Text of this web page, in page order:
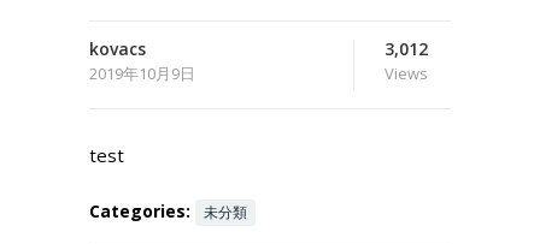
kovacs
2019年10月9日
3,012
Views
test
Categories: 未分類